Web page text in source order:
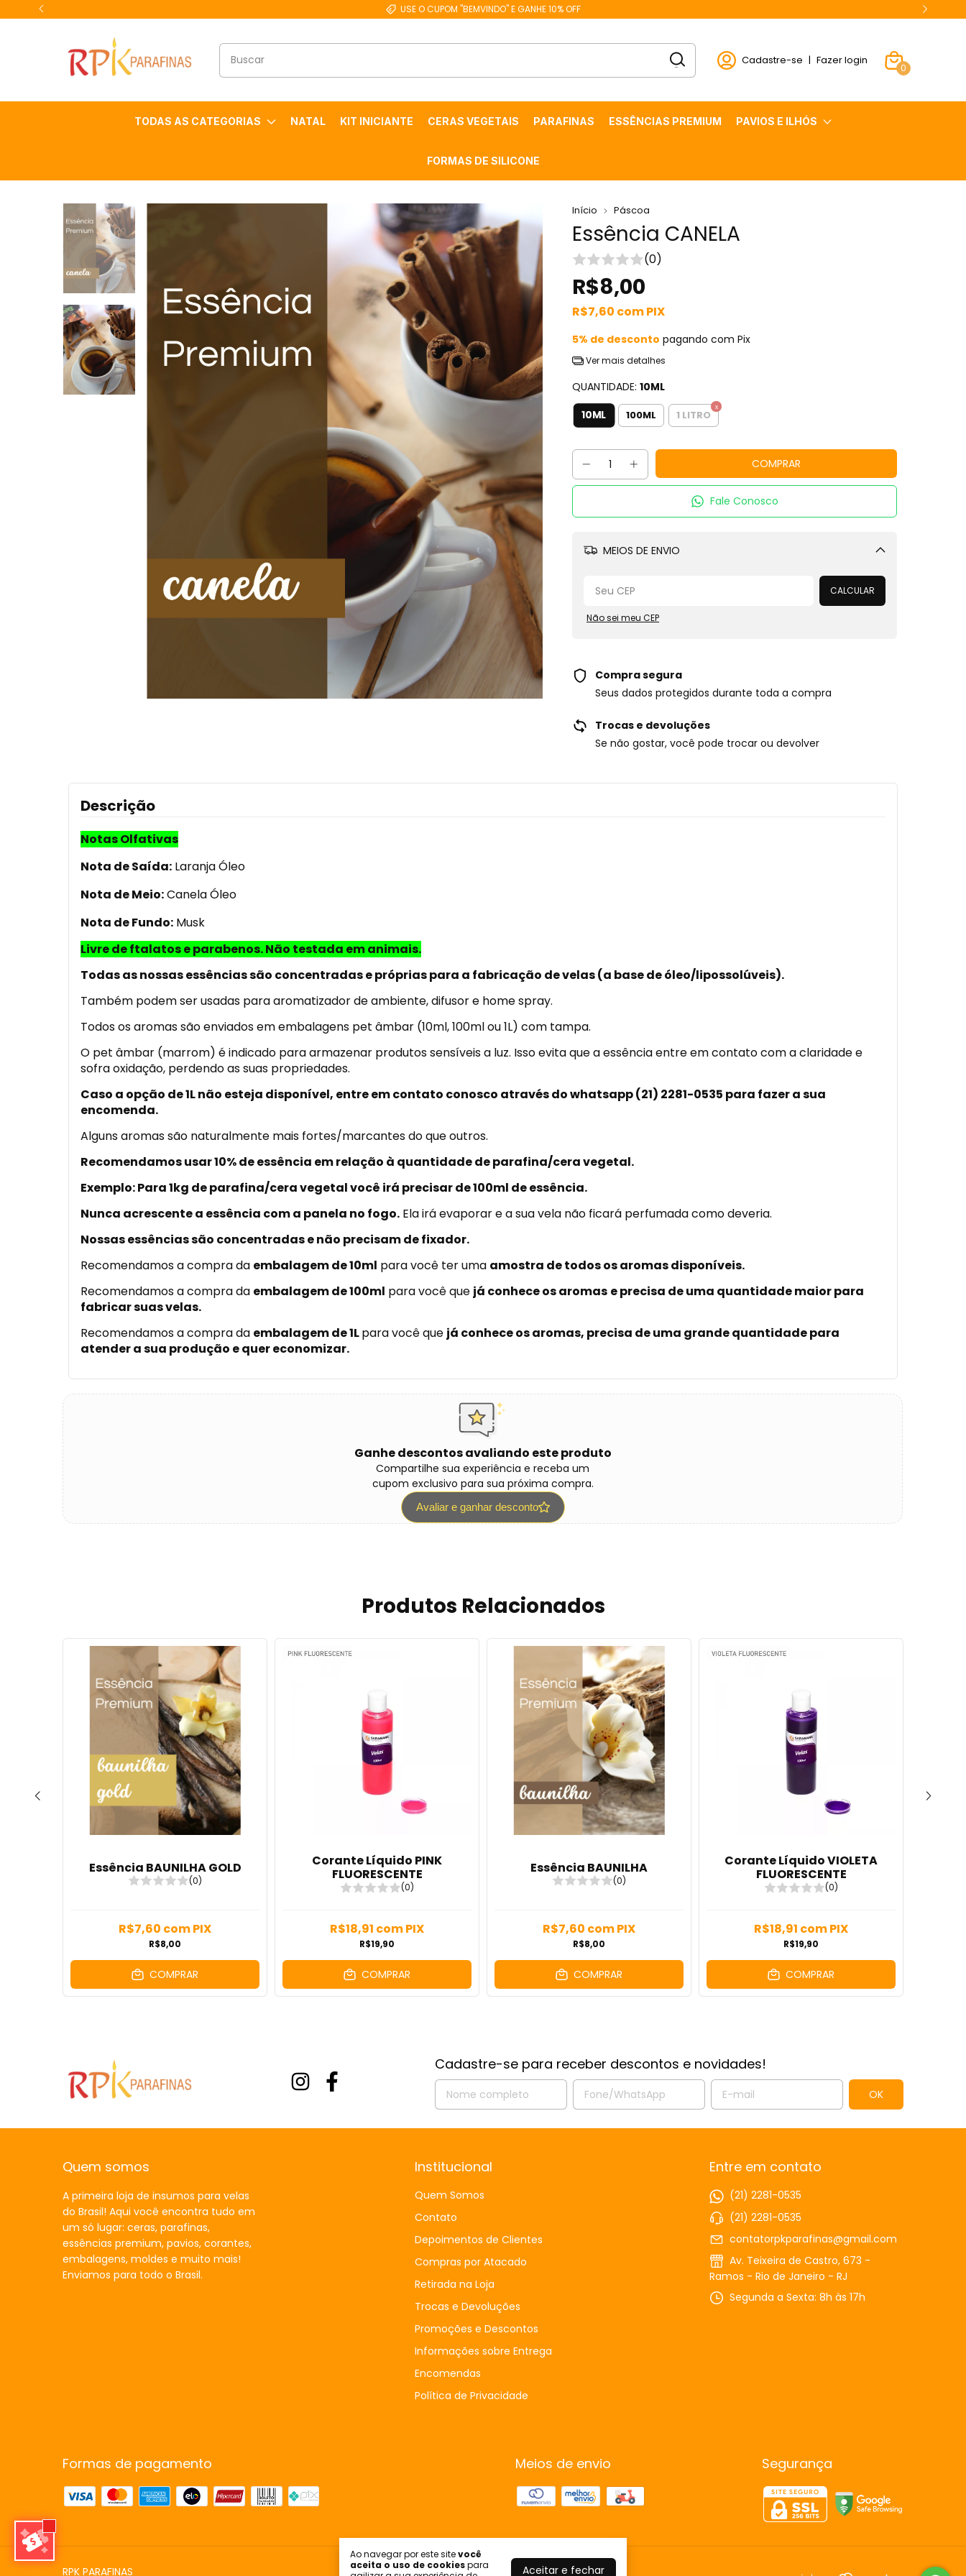
USE O CUPOM "BEMVINDO" E GANHE 10% OFF
Cadastre-se | Fazer login
0
TODAS AS CATEGORIAS NATAL KIT INICIANTE CERAS VEGETAIS PARAFINAS ESSÊNCIAS PREMIUM PAVIOS E ILHÓS
FORMAS DE SILICONE
Ao navegar por este sitevocê
aceita o uso de cookiespara
Aceitar e fechar
Início Páscoa
Essência CANELA
(0)
R$8,00
R$7,60 comPIX
5% de desconto pagando com Pix
Ver mais detalhes
QUANTIDADE: 10ML
10ML 100ML 1 LITRO
Fale Conosco
MEIOS DE ENVIO
Alterar CEP
CALCULAR
Não sei meu CEP
Compra segura
Seus dados protegidos durante toda a compra
Trocas e devoluções
Se não gostar, você pode trocar ou devolver
Descrição
Notas Olfativas
Nota de Saída: Laranja Óleo
Nota de Meio:Canela Óleo
Nota de Fundo: Musk
Livre de ftalatos e parabenos. Não testada em animais.
Todas as nossas essências são concentradas e próprias para a fabricação de velas (a base de óleo/lipossolúveis).
Também podem ser usadas para aromatizador de ambiente, difusor e home spray.
Todos os aromas são enviados em embalagens pet âmbar (10ml, 100ml ou 1L) com tampa.
O pet âmbar (marrom) é indicado para armazenar produtos sensíveis a luz. Isso evita que a essência entre em contato com a claridade e
sofra oxidação, perdendo as suas propriedades.
Caso a opção de 1L não esteja disponível, entre em contato conosco através do whatsapp(21) 2281-0535 para fazer a sua
encomenda.
Alguns aromas são naturalmente mais fortes/marcantes do que outros.
Recomendamos usar 10% de essência em relação à quantidade de parafina/cera vegetal.
Exemplo: Para 1kg de parafina/cera vegetal você irá precisar de 100ml de essência.
Nunca acrescente a essência com a panela no fogo. Ela irá evaporar e a sua vela não ficará perfumada como deveria.
Nossas essências são concentradas e não precisam de fixador.
Recomendamos a compra da embalagem de 10ml para você ter uma amostra de todos os aromas disponíveis.
Recomendamos a compra da embalagem de 100ml para você que já conhece os aromas e precisa de uma quantidade maior para
fabricar suas velas.
Recomendamos a compra da embalagem de 1Lpara você que já conhece os aromas, precisa de uma grande quantidade para
atender a sua produção e quer economizar.
Ganhe descontos avaliando este produto
Compartilhe sua experiência e receba um
cupom exclusivo para sua próxima compra.
Avaliar e ganhar desconto
Produtos Relacionados
Essência BAUNILHA GOLD
(0)
R$8,00
R$7,60 comPIX
COMPRAR
Corante Líquido PINK
FLUORESCENTE
(0)
R$19,90
R$18,91 comPIX
COMPRAR
Essência BAUNILHA
(0)
R$8,00
R$7,60 comPIX
COMPRAR
Corante Líquido VIOLETA
FLUORESCENTE
(0)
R$19,90
R$18,91 comPIX
COMPRAR
Cadastre-se para receber descontos e novidades!
Quem somos
A primeira loja de insumos para velas
do Brasil! Aqui você encontra tudo em
um só lugar: ceras, parafinas,
essências premium, pavios, corantes,
embalagens, moldes e muito mais!
Enviamos para todo o Brasil.
Institucional
Quem Somos
Contato
Depoimentos de Clientes
Compras por Atacado
Retirada na Loja
Trocas e Devoluções
Promoções e Descontos
Informações sobre Entrega
Encomendas
Política de Privacidade
Entre em contato
(21) 2281-0535
(21) 2281-0535
contatorpkparafinas@gmail.com
Av. Teixeira de Castro, 673 -
Ramos - Rio de Janeiro - RJ
Segunda a Sexta: 8h às 17h
Formas de pagamento Meios de envio Segurança
RPK PARAFINAS